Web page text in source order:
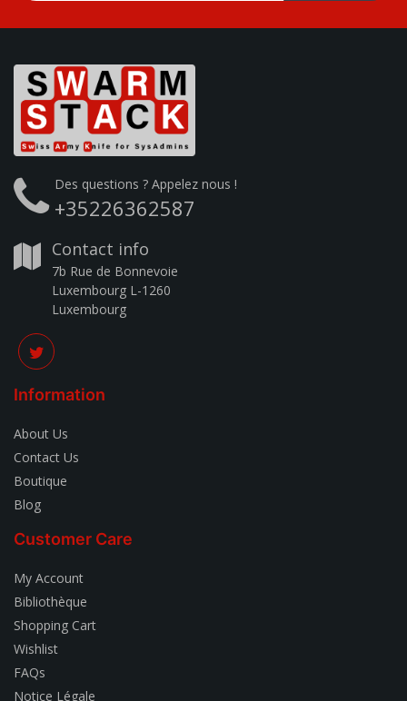
Des questions ? Appelez nous !
+35226362587
Contact info
7b Rue de Bonnevoie
Luxembourg L-1260
Luxembourg
Information
About Us
Contact Us
Boutique
Blog
Customer Care
My Account
Bibliothèque
Shopping Cart
Wishlist
FAQs
Notice Légale